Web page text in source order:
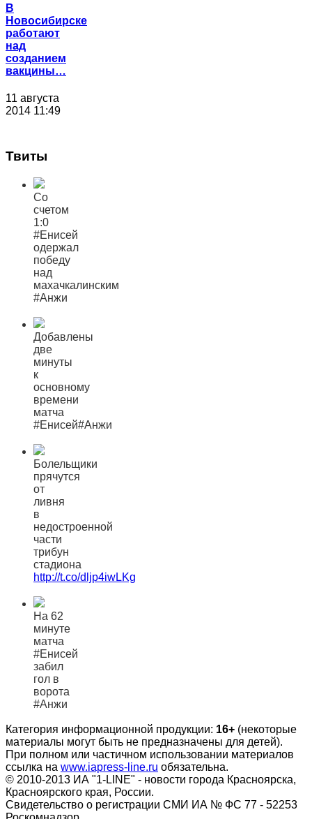
В
Новосибирске
работают
над
созданием
вакцины…
11 августа
2014 11:49
Твиты
Со
счетом
1:0
#Енисей
одержал
победу
над
махачкалинским
#Анжи
Добавлены
две
минуты
к
основному
времени
матча
#Енисей#Анжи
Болельщики
прячутся
от
ливня
в
недостроенной
части
трибун
стадиона
http://t.co/dljp4iwLKg
На 62
минуте
матча
#Енисей
забил
гол в
ворота
#Анжи
Категория информационной продукции: 16+ (некоторые
материалы могут быть не предназначены для детей).
При полном или частичном использовании материалов
ссылка на www.iapress-line.ru обязательна.
© 2010-2013 ИА "1-LINE" - новости города Красноярска,
Красноярского края, России.
Свидетельство о регистрации СМИ ИА № ФС 77 - 52253